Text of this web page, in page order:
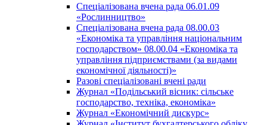
Спеціалізована вчена рада 06.01.09
«Рослинництво»
Спеціалізована вчена рада 08.00.03
«Економіка та управління національним
господарством» 08.00.04 «Економіка та
управління підприємствами (за видами
економічної діяльності)»
Разові спеціалізовані вчені ради
Журнал «Подільський вісник: сільське
господарство, техніка, економіка»
Журнал «Економічний дискурс»